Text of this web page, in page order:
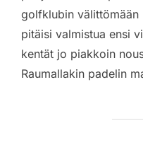
golfklubin välittömään
pitäisi valmistua ensi
kentät jo piakkoin
Raumallakin padelin